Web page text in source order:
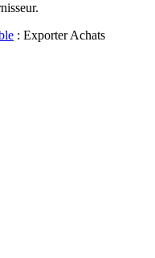
: Exporter Achats